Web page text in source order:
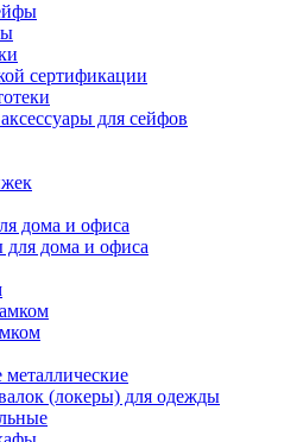
сертификации
для сейфов
дома и офиса
дома и офиса
(локеры) для одежды